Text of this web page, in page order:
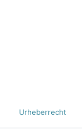
Urheberrecht